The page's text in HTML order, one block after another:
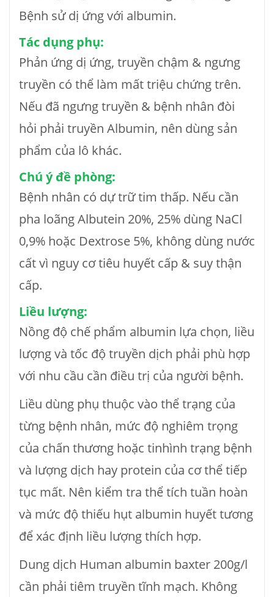
Bệnh sử dị ứng với albumin.
Tác dụng phụ:
Phản ứng dị ứng, truyền chậm & ngưng
truyền có thể làm mất triệu chứng trên.
Nếu đã ngưng truyền & bệnh nhân đòi
hỏi phải truyền Albumin, nên dùng sản
phẩm của lô khác.
Chú ý đề phòng:
Bệnh nhân có dự trữ tim thấp. Nếu cần
pha loãng Albutein 20%, 25% dùng NaCl
0,9% hoặc Dextrose 5%, không dùng nước
cất vì nguy cơ tiêu huyết cấp & suy thận
cấp.
Liều lượng:
Nồng độ chế phẩm albumin lựa chọn, liều
lượng và tốc độ truyền dịch phải phù hợp
với nhu cầu cần điều trị của người bệnh.
Liều dùng phụ thuộc vào thể trạng của
từng bệnh nhân, mức độ nghiêm trọng
của chấn thương hoặc tinhình trạng bệnh
và lượng dịch hay protein của cơ thể tiếp
tục mất. Nên kiểm tra thể tích tuần hoàn
và mức độ thiếu hụt albumin huyết tương
để xác định liều lượng thích hợp.
Dung dịch Human albumin baxter 200g/l
cần phải tiêm truyền tĩnh mạch. Không